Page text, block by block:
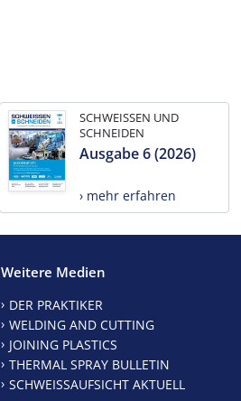
SCHWEISSEN UND
SCHNEIDEN
Ausgabe 6 (2026)
› mehr erfahren
Weitere Medien
DER PRAKTIKER
WELDING AND CUTTING
JOINING PLASTICS
THERMAL SPRAY BULLETIN
SCHWEISSAUFSICHT AKTUELL